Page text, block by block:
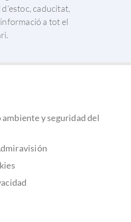
caducitat,
a tot el
y seguridad del